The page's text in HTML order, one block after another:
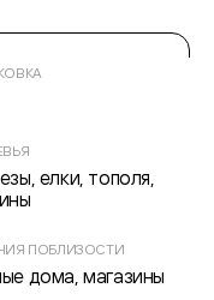
елки, тополя,
ПОБЛИЗОСТИ
дома, магазины